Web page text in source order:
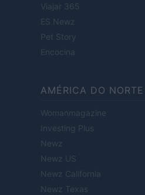
Viajar 365
ES Newz
Pet Story
Encocina
AMÉRICA DO NORTE
Womanmagazine
Investing Plus
Newz
Newz US
Newz California
Newz Texas